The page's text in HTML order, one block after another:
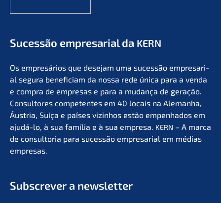
Suces­são empre­sa­ri­al da KERN
Os empresá­ri­os que desejam uma suces­são empre­sa­ri­
al segura benefi­ci­am da nossa rede única para a venda
e compra de empre­sas e para a mudan­ça de geração.
Consul­to­res compe­ten­tes em 40 locais na Aleman­ha,
Áustria, Suíça e países vizin­hos estão empen­ha­dos em
ajudá-lo, à sua família e à sua empre­sa. KERN – A marca
de consult­oria para suces­são empre­sa­ri­al em médias
empresas.
Subscrever a newsletter